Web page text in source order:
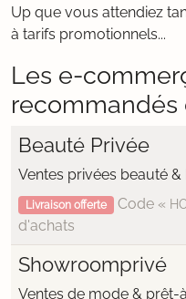
Up que vous attendiez
à tarifs promotionnels...
Les e-
recommandés
Beauté Privée
Ventes privées beauté
Livraison offerte Code «
d'achats
Showroomprivé
Ventes de mode & prêt-